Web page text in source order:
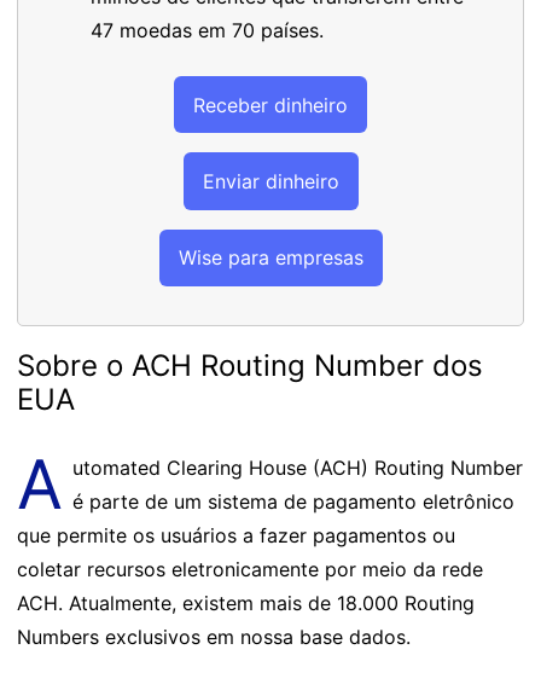
47 moedas em 70 países.
Receber dinheiro
Enviar dinheiro
Wise para empresas
Sobre o ACH Routing Number dos
EUA
A utomated Clearing House (ACH) Routing Number
é parte de um sistema de pagamento eletrônico
que permite os usuários a fazer pagamentos ou
coletar recursos eletronicamente por meio da rede
ACH. Atualmente, existem mais de 18.000 Routing
Numbers exclusivos em nossa base dados.